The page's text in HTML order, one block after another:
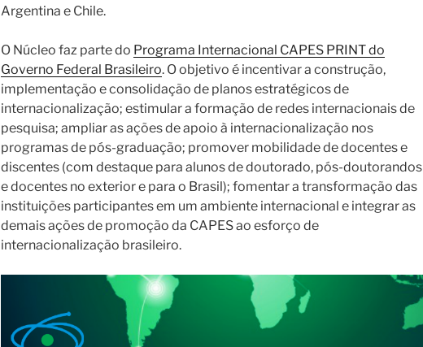
Argentina e Chile.
O Núcleo faz parte do Programa Internacional CAPES PRINT do
Governo Federal Brasileiro. O objetivo é incentivar a construção,
implementação e consolidação de planos estratégicos de
internacionalização; estimular a formação de redes internacionais de
pesquisa; ampliar as ações de apoio à internacionalização nos
programas de pós-graduação; promover mobilidade de docentes e
discentes (com destaque para alunos de doutorado, pós-doutorandos
e docentes no exterior e para o Brasil); fomentar a transformação das
instituições participantes em um ambiente internacional e integrar as
demais ações de promoção da CAPES ao esforço de
internacionalização brasileiro.